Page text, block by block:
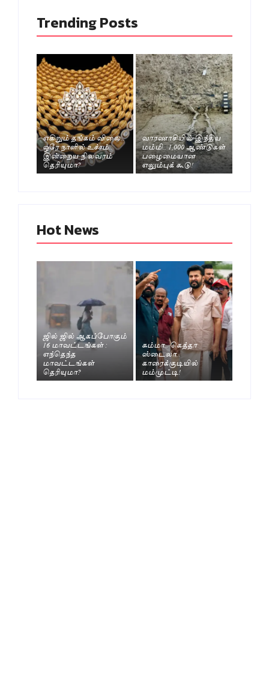
Trending Posts
எகிறும் தங்கம் விலை..
ஒரே நாளில் உச்சம்..
இன்றைய நிலவரம்
தெரியுமா?
வாரணாசியில் இந்திய
மம்மி.. 1,000 ஆண்டுகள்
பழைமையான
எலும்புக் கூடு!
Hot News
ஜில் ஜில் ஆகப்போகும்
16 மாவட்டங்கள் :
எந்தெந்த
மாவட்டங்கள்
தெரியுமா?
சும்மா.. கெத்தா
ஸ்டைலா..
காரைக்குடியில்
மம்முட்டி!